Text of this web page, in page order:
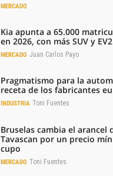
MERCADO
Kia apunta a 65.000
en 2026, con más SUV y EV2
MERCADO Juan Carlos Payo
Pragmatismo para la
receta de los fabricantes
INDUSTRIA Toni Fuentes
Bruselas cambia el arancel
Tavascan por un precio
cupo
MERCADO Toni Fuentes